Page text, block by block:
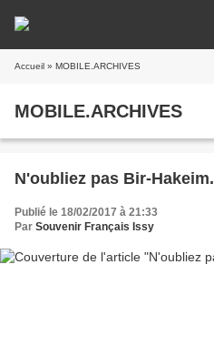
Accueil » MOBILE.ARCHIVES
MOBILE.ARCHIVES
N'oubliez pas Bir-Hakeim.
Publié le 18/02/2017 à 21:33
Par Souvenir Français Issy